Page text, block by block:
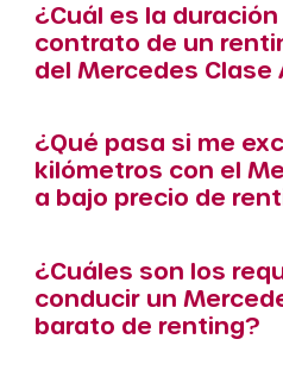
¿Cuál es la
contrato de un
del Mercedes Clase
¿Qué pasa si me
kilómetros con el
a bajo precio de
¿Cuáles son los
conducir un
barato de renting?